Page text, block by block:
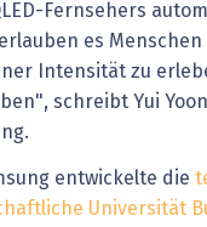
Fernsehers
es
Intensität zu
schreibt Yui
entwickelte die
Universität